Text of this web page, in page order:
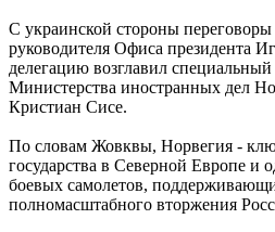
С украинской стороны переговоры
руководителя Офиса президента
делегацию возглавил специальный
Министерства иностранных дел
Кристиан Сисе.
По словам Жовквы, Норвегия -
государства в Северной Европе и
боевых самолетов,
полномасштабного вторжения